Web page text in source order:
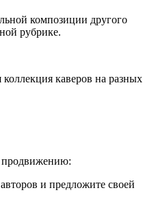
композиции другого
рубрике.
каверов на разных
продвижению:
и предложите своей